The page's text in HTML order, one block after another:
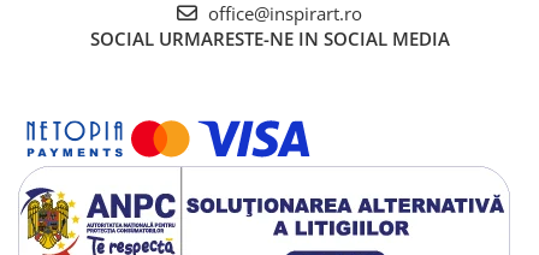
office@inspirart.ro
SOCIAL URMARESTE-NE IN SOCIAL MEDIA